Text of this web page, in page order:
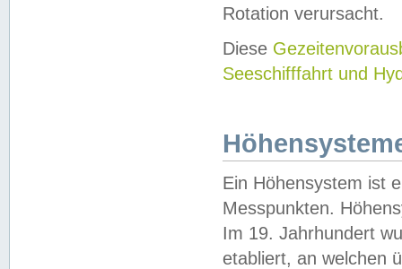
Rotation verursacht.
Diese
Seeschifffahrt und
Ein Höhensystem ist
Messpunkten.
Im 19. Jahrhundert
etabliert, an welchen